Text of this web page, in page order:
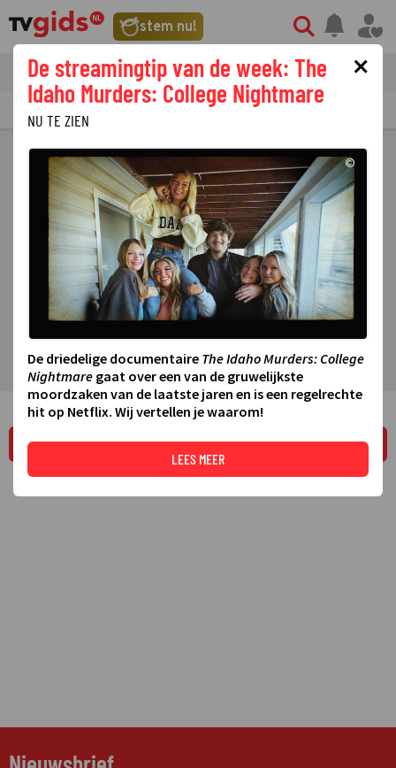
stem nu!
tvgids streaming nieuws
PRIMETIME GEMIST
LEES MEER
×
De streamingtip van de week: The
Idaho Murders: College Nightmare
NU TE ZIEN
©
De driedelige documentaire The Idaho Murders: College
Nightmare gaat over een van de gruwelijkste
moordzaken van de laatste jaren en is een regelrechte
hit op Netflix. Wij vertellen je waarom!
LEES MEER